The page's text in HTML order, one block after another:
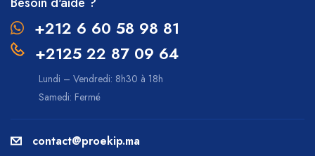
+212 6 60 58 98 81
+2125 22 87 09 64
Lundi – Vendredi: 8h30 à 18h
Samedi: Fermé
contact@proekip.ma